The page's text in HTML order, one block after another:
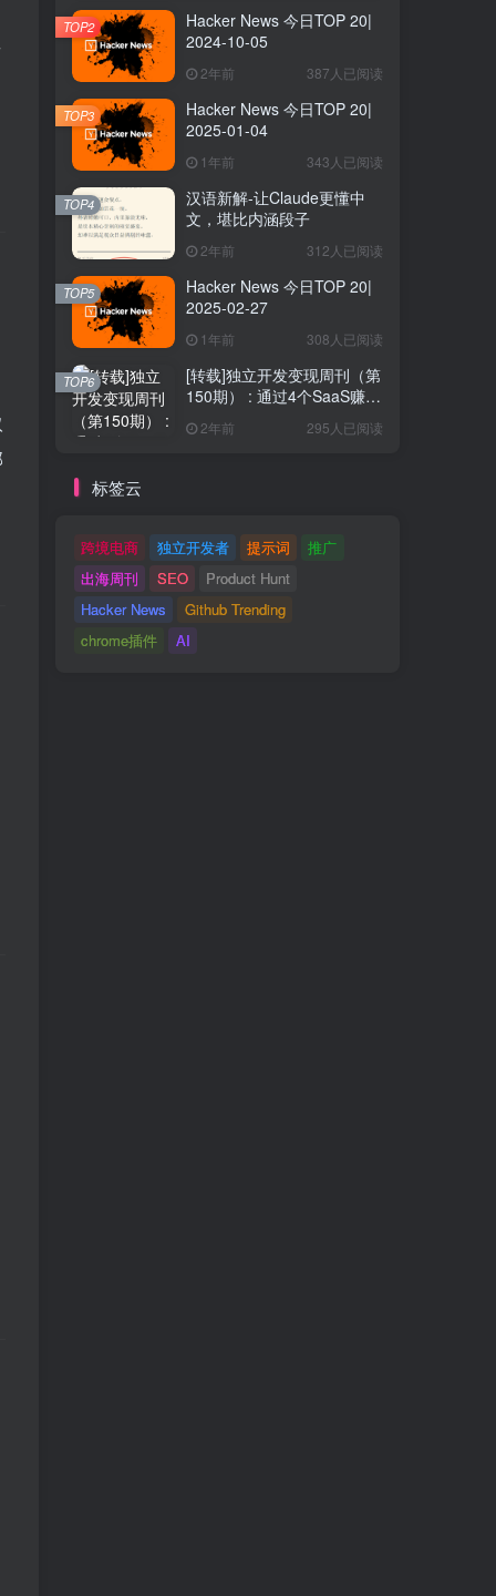
19.Phloto for My Photo Flow
20.The Melancholy of Slaying Monsters
19.Phloto for My Photo Flow
20.The Melancholy of Slaying Monsters
Hacker News 今日TOP 20|
2024-10-05
2年前 387人已阅读
TOP2
Hacker News 今日TOP 20|
2025-01-04
1年前 343人已阅读
TOP3
汉语新解-让Claude更懂中
文，堪比内涵段子
2年前 312人已阅读
TOP4
Hacker News 今日TOP 20|
2025-02-27
1年前 308人已阅读
TOP5
[转载]独立开发变现周刊（第
150期） : 通过4个SaaS赚取
2年前 295人已阅读
TOP6
标签云
跨境电商 独立开发者 提示词
推广
出海周刊
SEO
Product Hunt
Hacker News
Github Trending
chrome插件
AI